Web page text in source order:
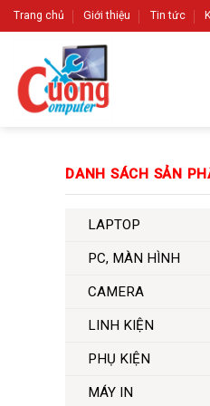
Skip
to
Trang chủ Giới thiệu Tin tức
DANH SÁCH SẢN
LAPTOP
PC, MÀN HÌNH
CAMERA
LINH KIỆN
PHỤ KIỆN
MÁY IN